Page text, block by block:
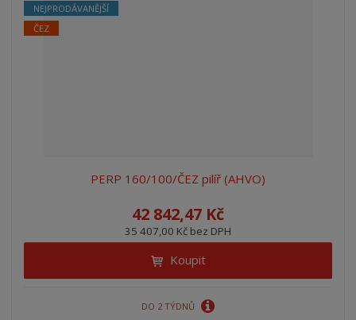
NEJPRODÁVANĚJŠÍ
ČEZ
PERP 160/100/ČEZ pilíř (AHVO)
42 842,47 Kč
35 407,00 Kč bez DPH
Koupit
DO 2 TÝDNŮ